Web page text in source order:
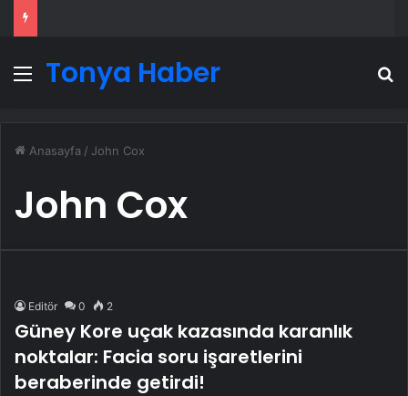
Menü
Tonya Haber
Anasayfa / John Cox
John Cox
Editör 0 2
Güney Kore uçak kazasında karanlık
noktalar: Facia soru işaretlerini
beraberinde getirdi!